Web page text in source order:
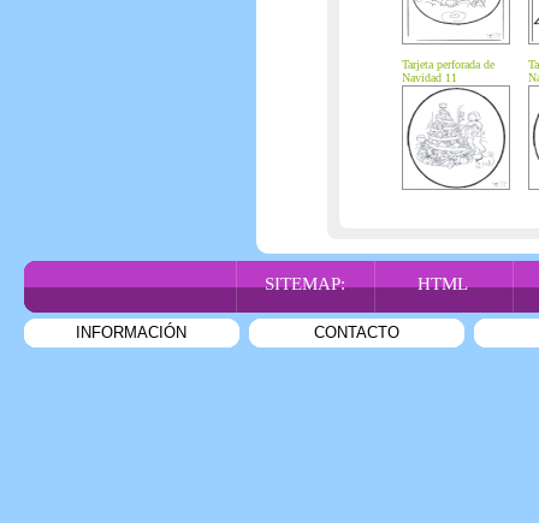
Tarjeta perforada de
Navidad 11
SITEMAP: HTML
INFORMACIÓN CONTACTO